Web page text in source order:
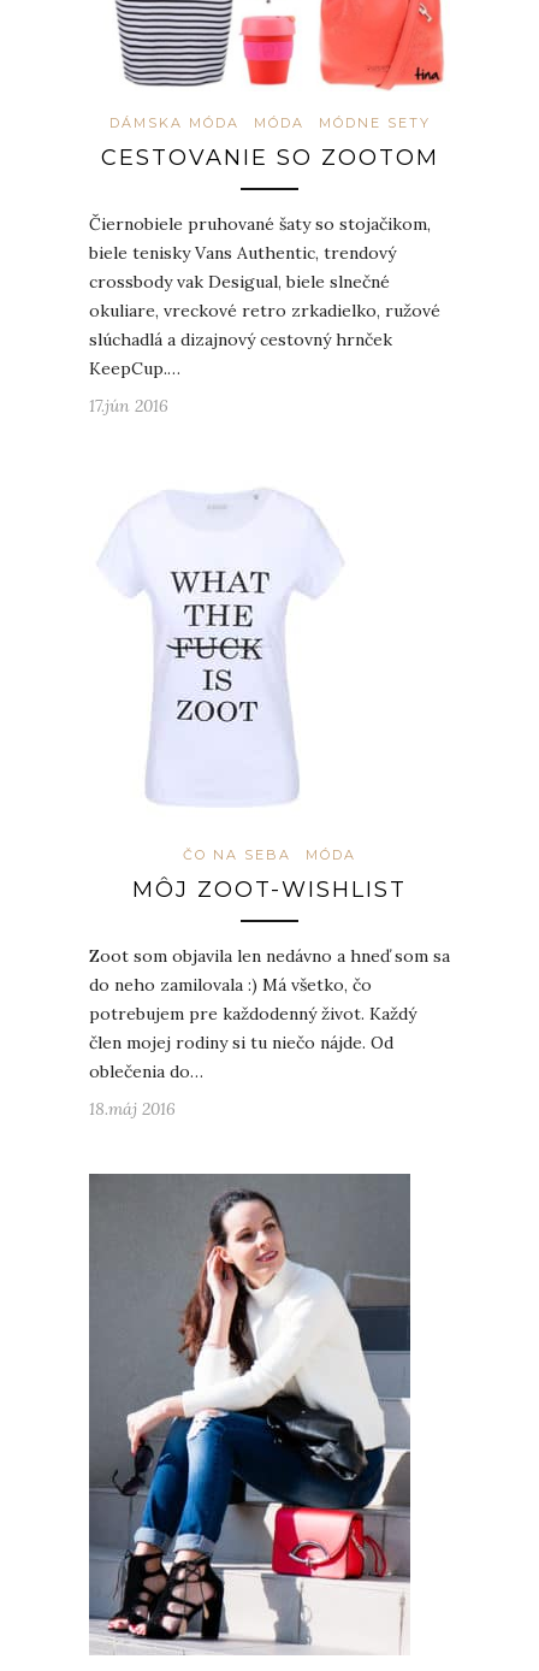
DÁMSKA MÓDA MÓDA MÓDNE SETY
CESTOVANIE SO ZOOTOM
Čiernobiele pruhované šaty so stojačikom,
biele tenisky Vans Authentic, trendový
crossbody vak Desigual, biele slnečné
okuliare, vreckové retro zrkadielko, ružové
slúchadlá a dizajnový cestovný hrnček
KeepCup.…
17.jún 2016
ČO NA SEBA MÓDA
MÔJ ZOOT-WISHLIST
Zoot som objavila len nedávno a hneď som sa
do neho zamilovala :) Má všetko, čo
potrebujem pre každodenný život. Každý
člen mojej rodiny si tu niečo nájde. Od
oblečenia do…
18.máj 2016